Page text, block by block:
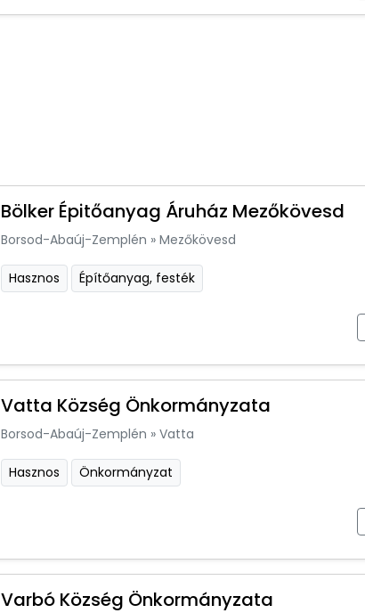
Bölker Épitőanyag Áruház Mezőkövesd
Borsod-Abaúj-Zemplén » Mezőkövesd
Hasznos Építőanyag, festék
Vatta Község Önkormányzata
Borsod-Abaúj-Zemplén » Vatta
Hasznos Önkormányzat
Varbó Község Önkormányzata